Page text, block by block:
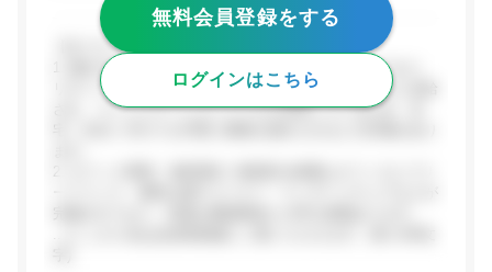
【ポジティブな評価】
1. 働き方の柔軟性: フルフレックス制度が導入されており、
リモートワーク体制も整備済み。業務用機材は会社から支給
され、コミュニケーションツールも充実しているため、在
無料会員登録をする
ログインはこちら